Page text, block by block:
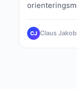
CJ Claus